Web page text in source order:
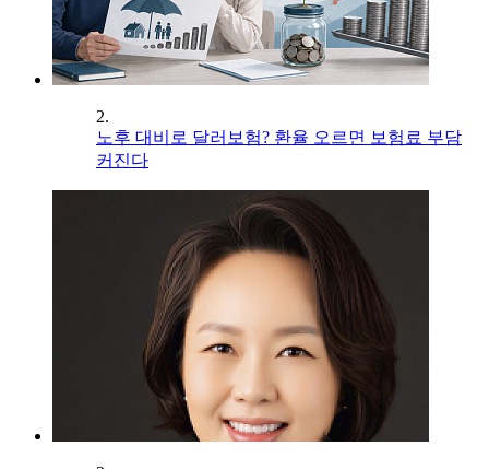
2.
노후 대비로 달러보험? 환율 오르면 보험료 부담
커진다